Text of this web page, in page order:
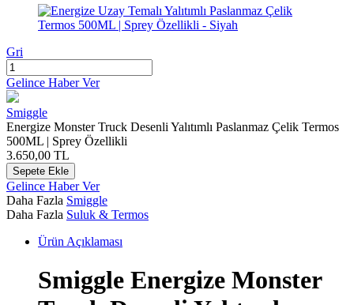
Gri
Gelince Haber Ver
Smiggle
Energize Monster Truck Desenli Yalıtımlı Paslanmaz Çelik Termos
500ML | Sprey Özellikli
3.650,00 TL
Sepete Ekle
Gelince Haber Ver
Daha Fazla Smiggle
Daha Fazla Suluk & Termos
Ürün Açıklaması
Smiggle Energize Monster